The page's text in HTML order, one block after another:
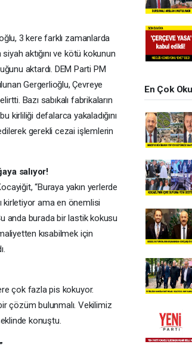
3 kere farklı zamanlarda
aktığını ve kötü kokunun
aktardı. DEM Parti PM
Gergerlioğlu, Çevreye
Bazı sabıkalı fabrikaların
kirliliği defalarca yakaladığını
gerekli cezai işlemlerin
salıyor!
“Buraya yakın yerlerde
kirletiyor ama en önemlisi
anda burada bir lastik kokusu
kısabilmek için
çok fazla pis kokuyor.
çözüm bulunmalı. Vekilimiz
konuştu.
En Çok